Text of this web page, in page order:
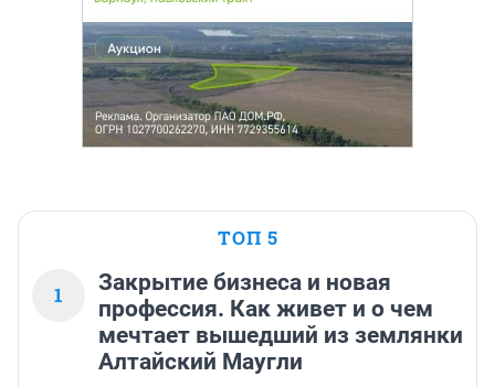
ТОП 5
1
Закрытие бизнеса и новая
профессия. Как живет и о чем
мечтает вышедший из землянки
Алтайский Маугли